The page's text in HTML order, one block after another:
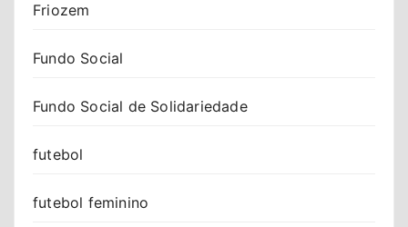
Friozem
Fundo Social
Fundo Social de Solidariedade
futebol
futebol feminino